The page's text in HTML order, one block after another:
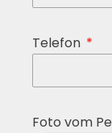
Telefon
Foto vom